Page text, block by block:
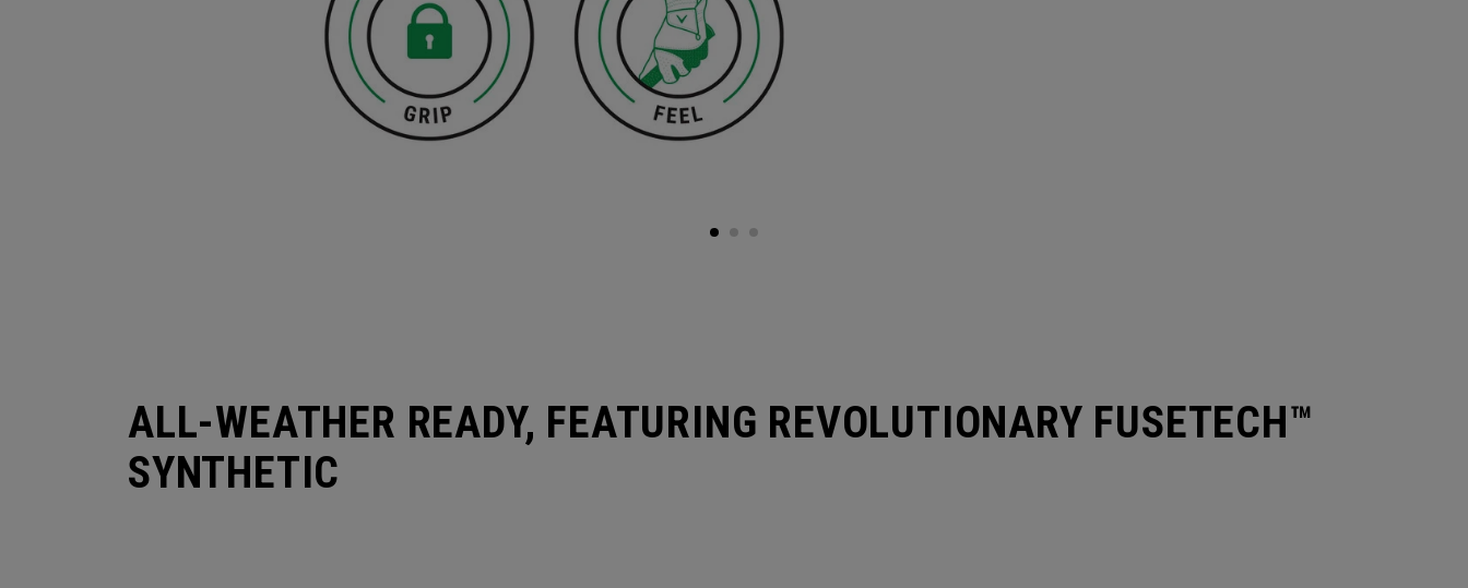
ALL-WEATHER READY, FEATURING REVOLUTIONARY FUSETECH™
SYNTHETIC